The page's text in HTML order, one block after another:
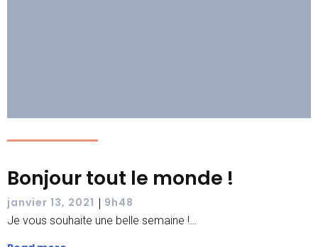
Bonjour tout le monde !
janvier 13, 2021 | 9h48
Je vous souhaite une belle semaine !…